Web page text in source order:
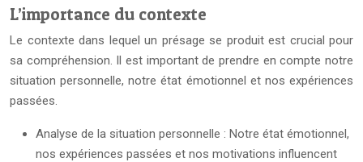
L’importance du contexte
Le contexte dans lequel un présage se produit est crucial pour
sa compréhension. Il est important de prendre en compte notre
situation personnelle, notre état émotionnel et nos expériences
passées.
Analyse de la situation personnelle : Notre état émotionnel,
nos expériences passées et nos motivations influencent